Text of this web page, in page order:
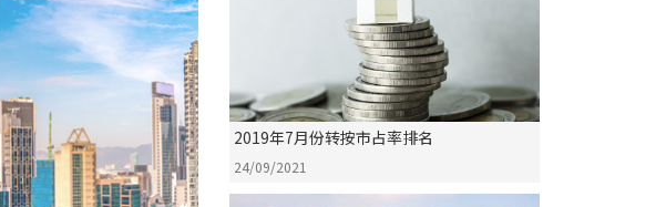
2019年7月份转按市占率排名
24/09/2021